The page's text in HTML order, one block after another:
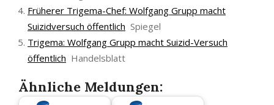
Früherer Trigema-Chef: Wolfgang Grupp macht
Suizidversuch öffentlich Spiegel
Trigema: Wolfgang Grupp macht Suizid-Versuch
öffentlich Handelsblatt
Ähnliche Meldungen: